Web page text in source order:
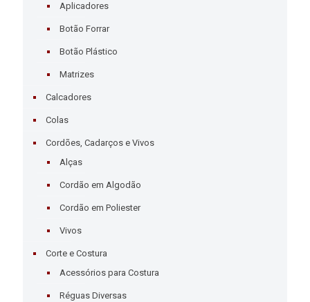
Aplicadores
Botão Forrar
Botão Plástico
Matrizes
Calcadores
Colas
Cordões, Cadarços e Vivos
Alças
Cordão em Algodão
Cordão em Poliester
Vivos
Corte e Costura
Acessórios para Costura
Réguas Diversas